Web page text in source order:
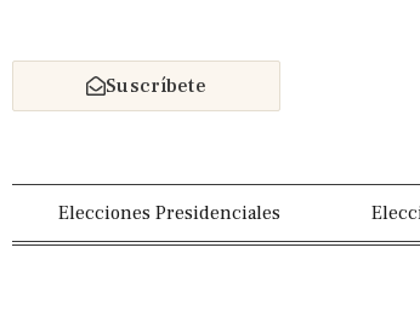
Suscríbete
Elecciones Presidenciales